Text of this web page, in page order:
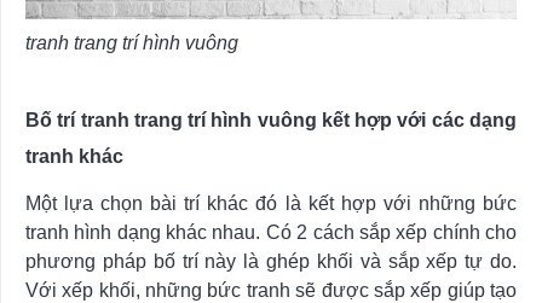
tranh trang trí hình vuông
Bố trí tranh trang trí hình vuông kết hợp với các dạng
tranh khác
Một lựa chọn bài trí khác đó là kết hợp với những bức
tranh hình dạng khác nhau. Có 2 cách sắp xếp chính cho
phương pháp bố trí này là ghép khối và sắp xếp tự do.
Với xếp khối, những bức tranh sẽ được sắp xếp giúp tạo